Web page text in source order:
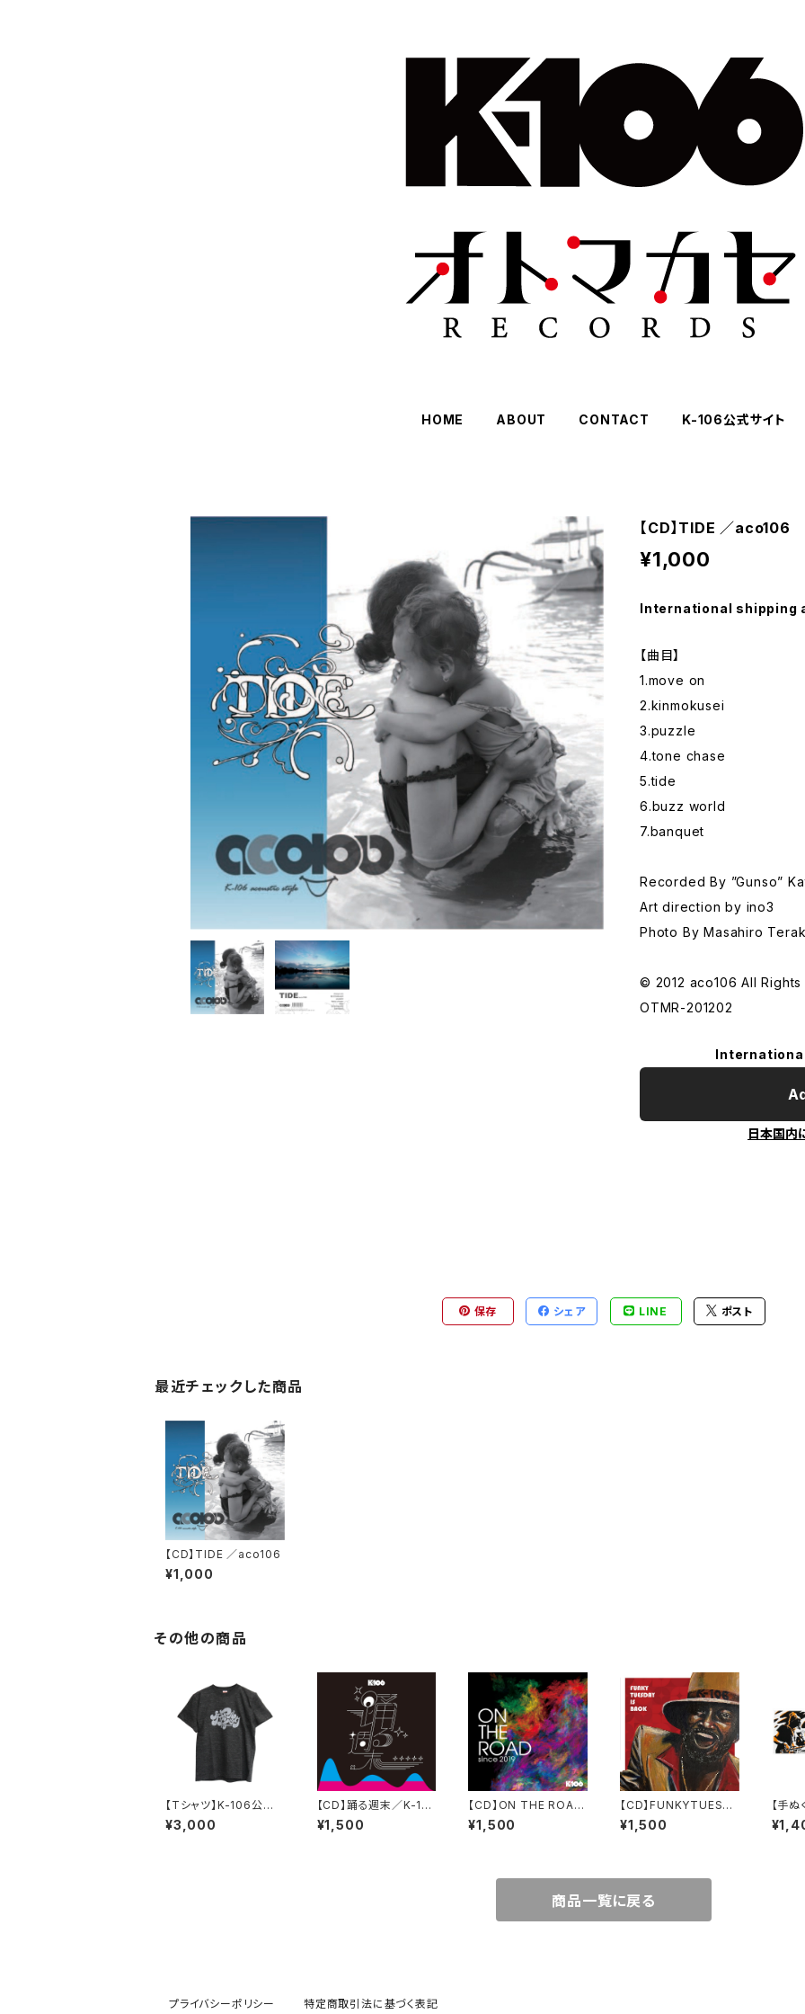
HOME ABOUT CONTACT K-106公式サイト
【CD】TIDE ／aco106
¥1,000
International shipping
【曲目】
1.move on
2.kinmokusei
3.puzzle
4.tone chase
5.tide
6.buzz world
7.banquet
Recorded By ”Gunso”
Art direction by ino3
Photo By Masahiro
© 2012 aco106 All
OTMR-201202
日本国内
保存 シェア LINE ポスト
最近チェックした商品
【CD】TIDE ／aco106
¥1,000
その他の商品
【Tシャツ】K-106公式T
シャツ（ヘザーブラック）
¥3,000
【CD】踊る週末／K-10
6
¥1,500
【CD】ON THE ROAD
since 2019 ／K-106
¥1,500
【CD】FUNKYTUESDA
Y IS BACK ／K-106
¥1,500
【手
ジナル
商品一覧に戻る
プライバシーポリシー 特定商取引法に基づく表記